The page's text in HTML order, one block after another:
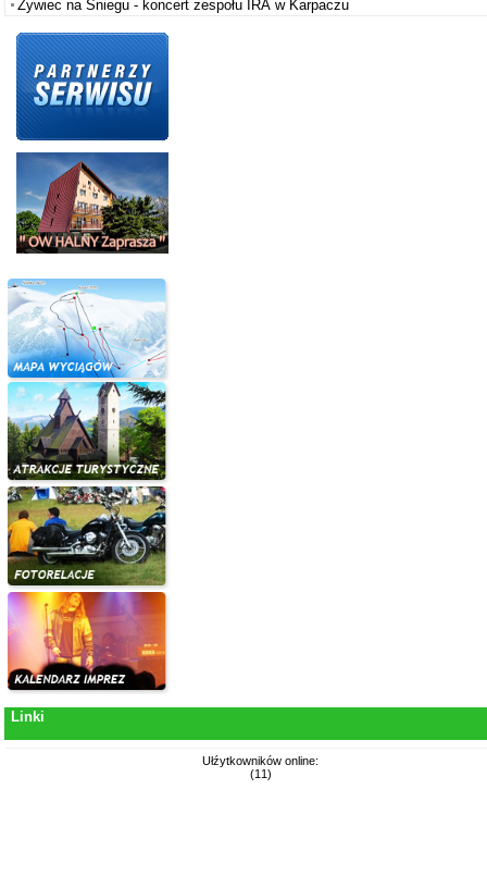
Żywiec na Śniegu - koncert zespołu IRA w Karpaczu
Linki
Ułźytkowników online:
(11)